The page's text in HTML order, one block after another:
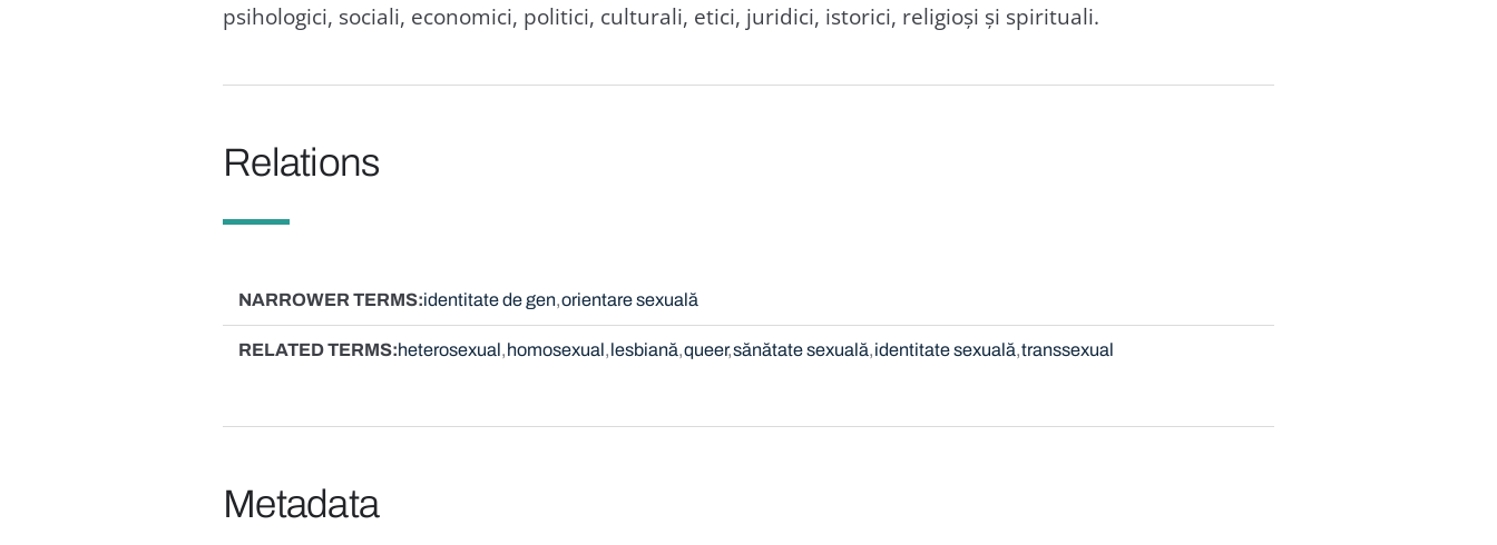
psihologici, sociali, economici, politici, culturali, etici, juridici, istorici, religioși și spirituali.
Relations
NARROWER TERMS identitate de gen orientare sexuală
RELATED TERMS heterosexual homosexual lesbiană queer sănătate sexuală identitate sexuală transsexual
Metadata